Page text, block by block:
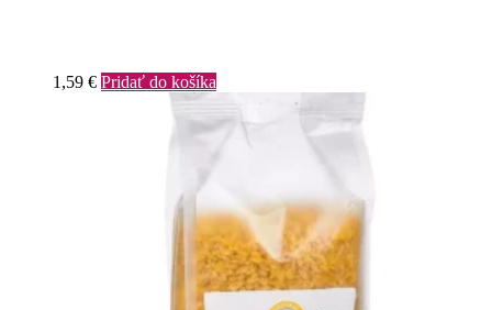
1,59 € Pridať do košíka